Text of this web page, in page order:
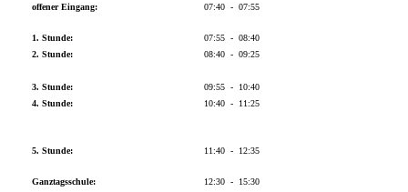
offener Eingang:
1. Stunde:
2. Stunde:
3. Stunde:
4. Stunde:
5. Stunde:
Ganztagsschule:
07:40 - 07:55
07:55 - 08:40
08:40 - 09:25
09:55 - 10:40
10:40 - 11:25
11:40 - 12:35
12:30 - 15:30